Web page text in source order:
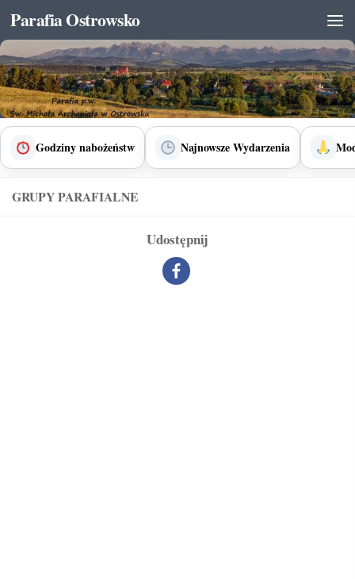
Skip to content
Parafia Ostrowsko
Godziny nabożeństw Najnowsze Wydarzenia
GRUPY PARAFIALNE
Udostępnij